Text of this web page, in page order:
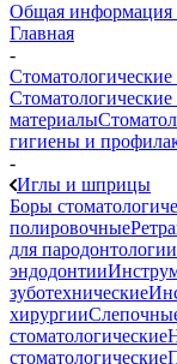
Общая информация
Главная
-
материалы
гигиены и
-
Иглы и шприцы
Боры
полировочные
для пародонтологии
эндодонтии
зуботехнические
хирургии
стоматологические
стоматологические